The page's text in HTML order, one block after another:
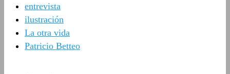
entrevista
ilustración
La otra vida
Patricio Betteo